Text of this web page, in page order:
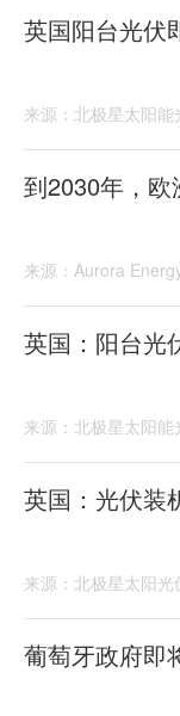
英国阳台光伏
来源：北极星太阳能
到2030年，
来源：Aurora
英国：阳台光
来源：北极星太阳能
英国：光伏装
来源：北极星太阳光
葡萄牙政府即